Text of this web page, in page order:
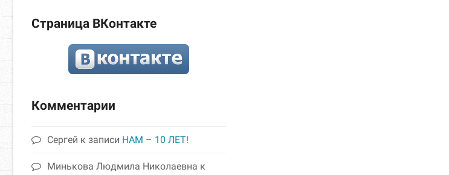
Страница ВКонтакте
Комментарии
Сергей к записи НАМ – 10 ЛЕТ!
Минькова Людмила Николаевна к